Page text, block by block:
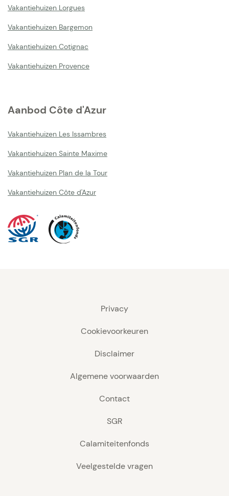
Vakantiehuizen Lorgues
Vakantiehuizen Bargemon
Vakantiehuizen Cotignac
Vakantiehuizen Provence
Aanbod Côte d'Azur
Vakantiehuizen Les Issambres
Vakantiehuizen Sainte Maxime
Vakantiehuizen Plan de la Tour
Vakantiehuizen Côte d'Azur
Privacy
Cookievoorkeuren
Disclaimer
Algemene voorwaarden
Contact
SGR
Calamiteitenfonds
Veelgestelde vragen